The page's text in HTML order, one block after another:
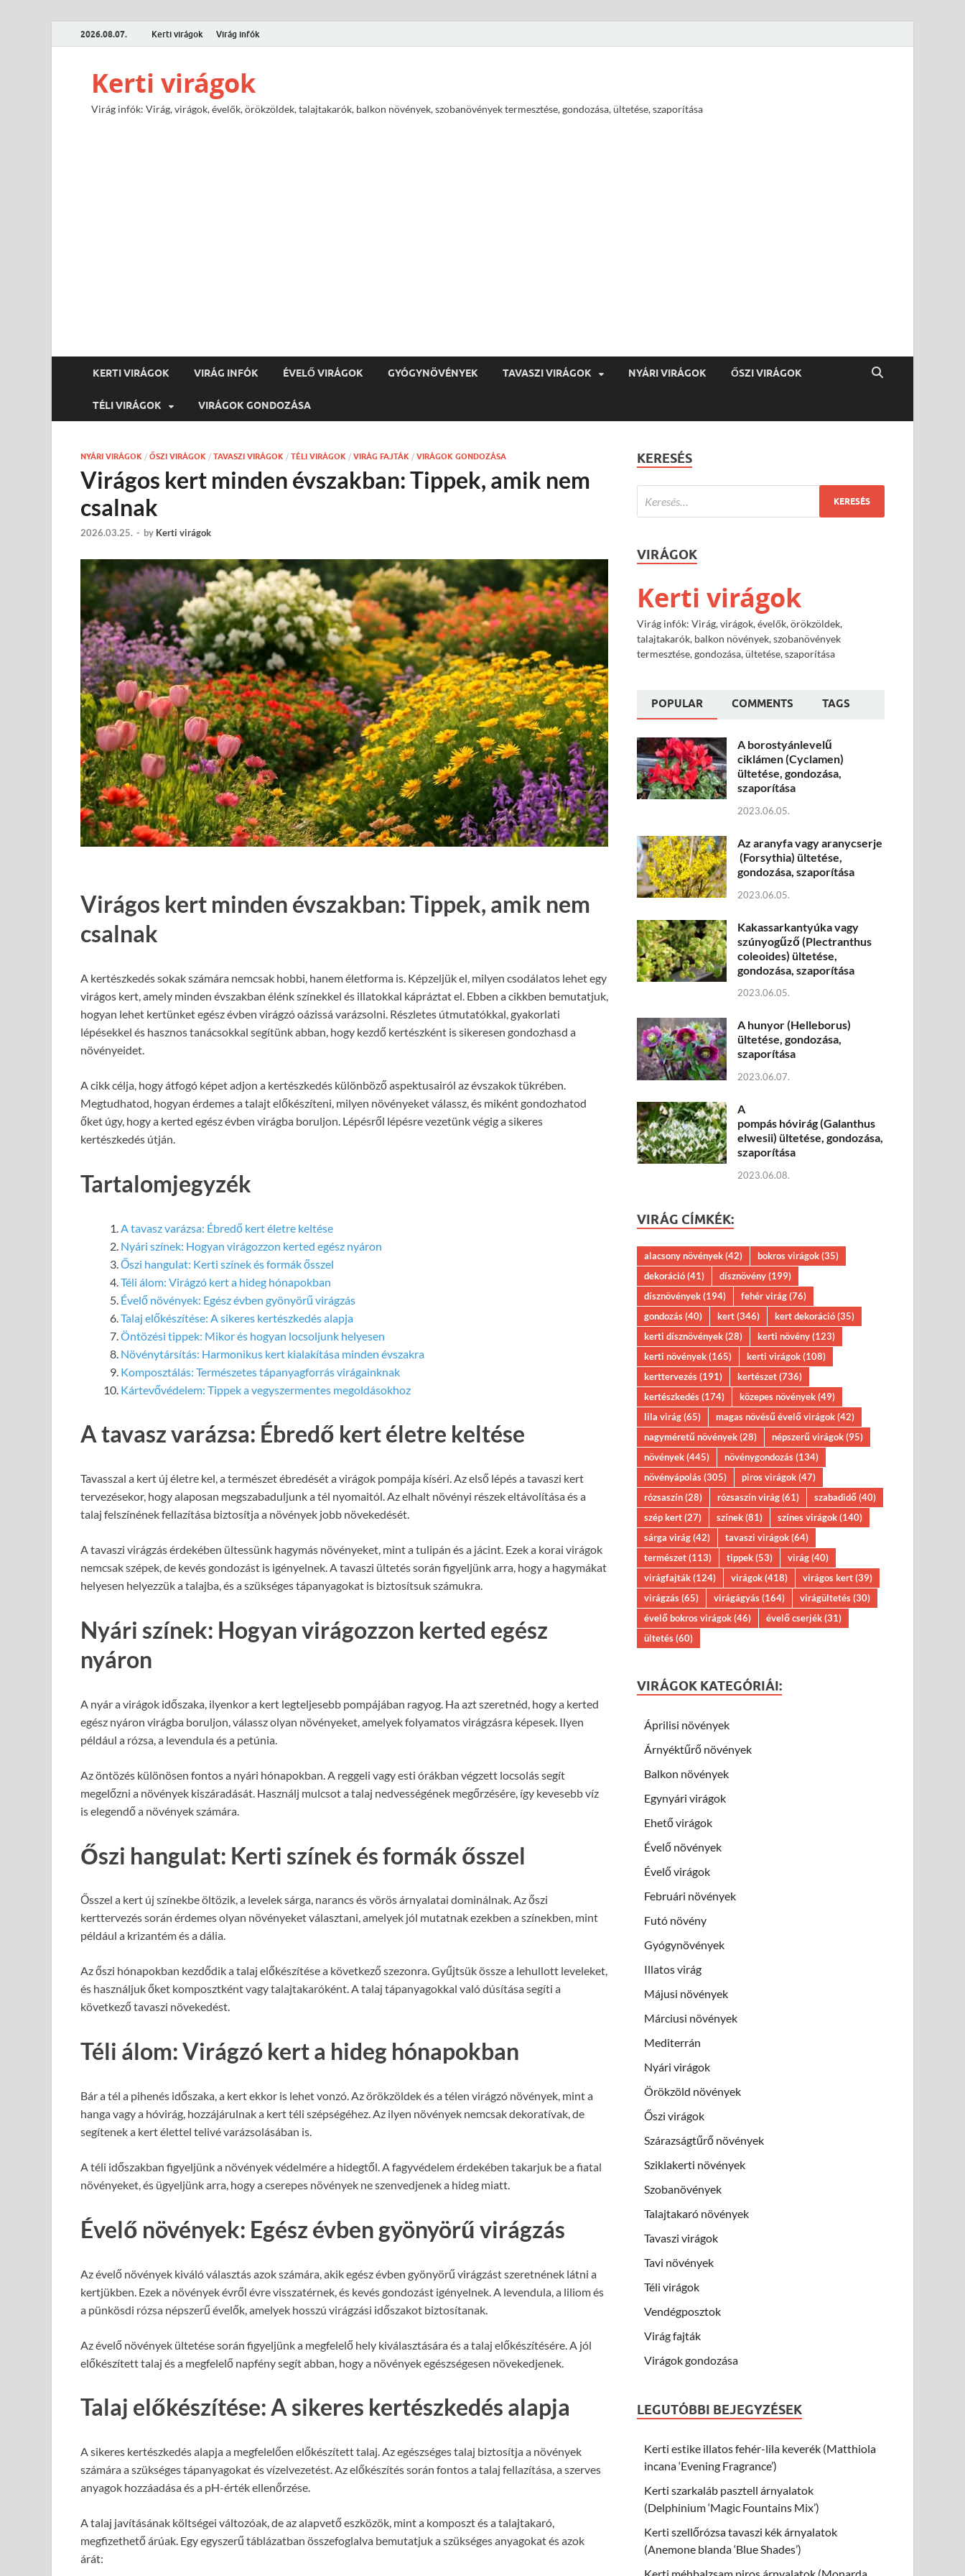
2026.08.07. Kerti virágok Virág infók
Kerti virágok
Virág infók: Virág, virágok, évelők, örökzöldek, talajtakarók, balkon növények, szobanövények termesztése, gondozása, ültetése, szaporítása
KERTI VIRÁGOK VIRÁG INFÓK ÉVELŐ VIRÁGOK GYÓGYNÖVÉNYEK TAVASZI VIRÁGOK NYÁRI VIRÁGOK ŐSZI VIRÁGOK
TÉLI VIRÁGOK VIRÁGOK GONDOZÁSA
NYÁRI VIRÁGOK / ŐSZI VIRÁGOK / TAVASZI VIRÁGOK / TÉLI VIRÁGOK / VIRÁG FAJTÁK / VIRÁGOK GONDOZÁSA
Virágos kert minden évszakban: Tippek, amik nem
csalnak
2026.03.25. - by Kerti virágok
Virágos kert minden évszakban: Tippek, amik nem
csalnak
A kertészkedés sokak számára nemcsak hobbi, hanem életforma is. Képzeljük el, milyen csodálatos lehet egy
virágos kert, amely minden évszakban élénk színekkel és illatokkal kápráztat el. Ebben a cikkben bemutatjuk,
hogyan lehet kertünket egész évben virágzó oázissá varázsolni. Részletes útmutatókkal, gyakorlati
lépésekkel és hasznos tanácsokkal segítünk abban, hogy kezdő kertészként is sikeresen gondozhasd a
növényeidet.
A cikk célja, hogy átfogó képet adjon a kertészkedés különböző aspektusairól az évszakok tükrében.
Megtudhatod, hogyan érdemes a talajt előkészíteni, milyen növényeket válassz, és miként gondozhatod
őket úgy, hogy a kerted egész évben virágba boruljon. Lépésről lépésre vezetünk végig a sikeres
kertészkedés útján.
Tartalomjegyzék
A tavasz varázsa: Ébredő kert életre keltése
Nyári színek: Hogyan virágozzon kerted egész nyáron
Őszi hangulat: Kerti színek és formák ősszel
Téli álom: Virágzó kert a hideg hónapokban
Évelő növények: Egész évben gyönyörű virágzás
Talaj előkészítése: A sikeres kertészkedés alapja
Öntözési tippek: Mikor és hogyan locsoljunk helyesen
Növénytársítás: Harmonikus kert kialakítása minden évszakra
Komposztálás: Természetes tápanyagforrás virágainknak
Kártevővédelem: Tippek a vegyszermentes megoldásokhoz
A tavasz varázsa: Ébredő kert életre keltése
Tavasszal a kert új életre kel, a természet ébredését a virágok pompája kíséri. Az első lépés a tavaszi kert
tervezésekor, hogy alaposan megszabaduljunk a tél nyomaitól. Az elhalt növényi részek eltávolítása és a
talaj felszínének fellazítása biztosítja a növények jobb növekedését.
A tavaszi virágzás érdekében ültessünk hagymás növényeket, mint a tulipán és a jácint. Ezek a korai virágok
nemcsak szépek, de kevés gondozást is igényelnek. A tavaszi ültetés során figyeljünk arra, hogy a hagymákat
helyesen helyezzük a talajba, és a szükséges tápanyagokat is biztosítsuk számukra.
Nyári színek: Hogyan virágozzon kerted egész
nyáron
A nyár a virágok időszaka, ilyenkor a kert legteljesebb pompájában ragyog. Ha azt szeretnéd, hogy a kerted
egész nyáron virágba boruljon, válassz olyan növényeket, amelyek folyamatos virágzásra képesek. Ilyen
például a rózsa, a levendula és a petúnia.
Az öntözés különösen fontos a nyári hónapokban. A reggeli vagy esti órákban végzett locsolás segít
megelőzni a növények kiszáradását. Használj mulcsot a talaj nedvességének megőrzésére, így kevesebb víz
is elegendő a növények számára.
Őszi hangulat: Kerti színek és formák ősszel
Ősszel a kert új színekbe öltözik, a levelek sárga, narancs és vörös árnyalatai dominálnak. Az őszi
kerttervezés során érdemes olyan növényeket választani, amelyek jól mutatnak ezekben a színekben, mint
például a krizantém és a dália.
Az őszi hónapokban kezdődik a talaj előkészítése a következő szezonra. Gyűjtsük össze a lehullott leveleket,
és használjuk őket komposztként vagy talajtakaróként. A talaj tápanyagokkal való dúsítása segíti a
következő tavaszi növekedést.
Téli álom: Virágzó kert a hideg hónapokban
Bár a tél a pihenés időszaka, a kert ekkor is lehet vonzó. Az örökzöldek és a télen virágzó növények, mint a
hanga vagy a hóvirág, hozzájárulnak a kert téli szépségéhez. Az ilyen növények nemcsak dekoratívak, de
segítenek a kert élettel telivé varázsolásában is.
A téli időszakban figyeljünk a növények védelmére a hidegtől. A fagyvédelem érdekében takarjuk be a fiatal
növényeket, és ügyeljünk arra, hogy a cserepes növények ne szenvedjenek a hideg miatt.
Évelő növények: Egész évben gyönyörű virágzás
Az évelő növények kiváló választás azok számára, akik egész évben gyönyörű virágzást szeretnének látni a
kertjükben. Ezek a növények évről évre visszatérnek, és kevés gondozást igényelnek. A levendula, a liliom és
a pünkösdi rózsa népszerű évelők, amelyek hosszú virágzási időszakot biztosítanak.
Az évelő növények ültetése során figyeljünk a megfelelő hely kiválasztására és a talaj előkészítésére. A jól
előkészített talaj és a megfelelő napfény segít abban, hogy a növények egészségesen növekedjenek.
Talaj előkészítése: A sikeres kertészkedés alapja
A sikeres kertészkedés alapja a megfelelően előkészített talaj. Az egészséges talaj biztosítja a növények
számára a szükséges tápanyagokat és vízelvezetést. Az előkészítés során fontos a talaj fellazítása, a szerves
anyagok hozzáadása és a pH-érték ellenőrzése.
A talaj javításának költségei változóak, de az alapvető eszközök, mint a komposzt és a talajtakaró,
megfizethető árúak. Egy egyszerű táblázatban összefoglalva bemutatjuk a szükséges anyagokat és azok
árát:
KERESÉS
VIRÁGOK
Kerti virágok
Virág infók: Virág, virágok, évelők, örökzöldek,
talajtakarók, balkon növények, szobanövények
termesztése, gondozása, ültetése, szaporítása
POPULAR COMMENTS TAGS
A borostyánlevelű
ciklámen (Cyclamen)
ültetése, gondozása,
szaporítása
2023.06.05.
Az aranyfa vagy aranycserje
(Forsythia) ültetése,
gondozása, szaporítása
2023.06.05.
Kakassarkantyúka vagy
szúnyogűző (Plectranthus
coleoides) ültetése,
gondozása, szaporítása
2023.06.05.
A hunyor (Helleborus)
ültetése, gondozása,
szaporítása
2023.06.07.
A
pompás hóvirág (Galanthus
elwesii) ültetése, gondozása,
szaporítása
2023.06.08.
VIRÁG CÍMKÉK:
alacsony növények(42) bokros virágok(35)
dekoráció(41) dísznövény(199)
dísznövények(194) fehér virág(76)
gondozás(40) kert(346) kert dekoráció(35)
kerti dísznövények(28) kerti növény(123)
kerti növények(165) kerti virágok(108)
kerttervezés(191) kertészet(736)
kertészkedés(174) közepes növények(49)
lila virág(65) magas növésű évelő virágok(42)
nagyméretű növények(28) népszerű virágok(95)
növények(445) növénygondozás(134)
növényápolás(305) piros virágok(47)
rózsaszín(28) rózsaszín virág(61) szabadidő(40)
szép kert(27) színek(81) színes virágok(140)
sárga virág(42) tavaszi virágok(64)
természet(113) tippek(53) virág(40)
virágfajták(124) virágok(418) virágos kert(39)
virágzás(65) virágágyás(164) virágültetés(30)
évelő bokros virágok(46) évelő cserjék(31)
ültetés(60)
VIRÁGOK KATEGÓRIÁI:
Áprilisi növények
Árnyéktűrő növények
Balkon növények
Egynyári virágok
Ehető virágok
Évelő növények
Évelő virágok
Februári növények
Futó növény
Gyógynövények
Illatos virág
Májusi növények
Márciusi növények
Mediterrán
Nyári virágok
Örökzöld növények
Őszi virágok
Szárazságtűrő növények
Sziklakerti növények
Szobanövények
Talajtakaró növények
Tavaszi virágok
Tavi növények
Téli virágok
Vendégposztok
Virág fajták
Virágok gondozása
LEGUTÓBBI BEJEGYZÉSEK
Kerti estike illatos fehér-lila keverék (Matthiola
incana ‘Evening Fragrance’)
Kerti szarkaláb pasztell árnyalatok
(Delphinium ‘Magic Fountains Mix’)
Kerti szellőrózsa tavaszi kék árnyalatok
(Anemone blanda ‘Blue Shades’)